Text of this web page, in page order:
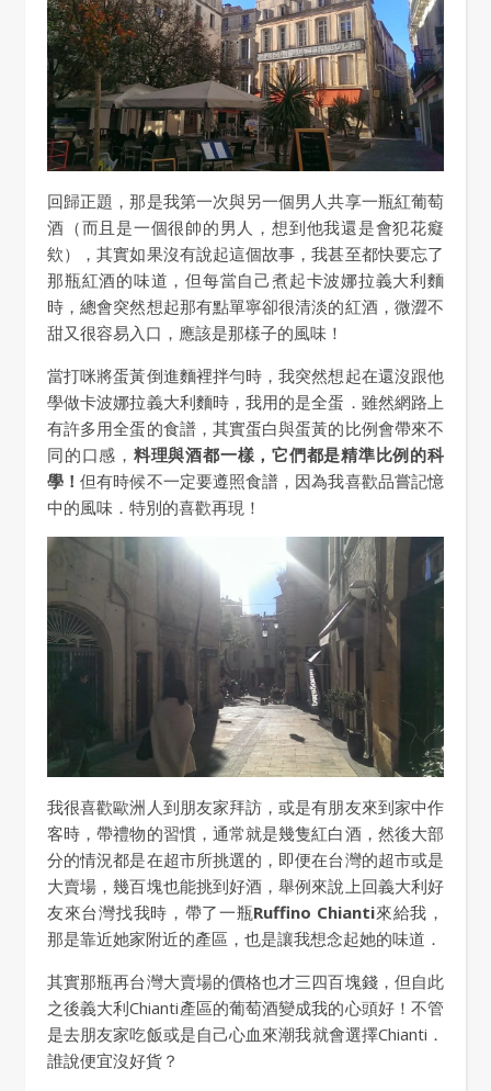
回歸正題，那是我第一次與另一個男人共享一瓶紅葡萄
酒（而且是一個很帥的男人，想到他我還是會犯花癡
欸），其實如果沒有說起這個故事，我甚至都快要忘了
那瓶紅酒的味道，但每當自己煮起卡波娜拉義大利麵
時，總會突然想起那有點單寧卻很清淡的紅酒，微澀不
甜又很容易入口，應該是那樣子的風味！
當打咪將蛋黃倒進麵裡拌勻時，我突然想起在還沒跟他
學做卡波娜拉義大利麵時，我用的是全蛋．雖然網路上
有許多用全蛋的食譜，其實蛋白與蛋黃的比例會帶來不
同的口感， 料理與酒都一樣，它們都是精準比例的科
學！但有時候不一定要遵照食譜，因為我喜歡品嘗記憶
中的風味．特別的喜歡再現！
我很喜歡歐洲人到朋友家拜訪，或是有朋友來到家中作
客時，帶禮物的習慣，通常就是幾隻紅白酒，然後大部
分的情況都是在超市所挑選的，即便在台灣的超市或是
大賣場，幾百塊也能挑到好酒，舉例來說上回義大利好
友來台灣找我時，帶了一瓶Ruffino Chianti來給我，
那是靠近她家附近的產區，也是讓我想念起她的味道．
其實那瓶再台灣大賣場的價格也才三四百塊錢，但自此
之後義大利Chianti產區的葡萄酒變成我的心頭好！不管
是去朋友家吃飯或是自己心血來潮我就會選擇Chianti．
誰說便宜沒好貨？